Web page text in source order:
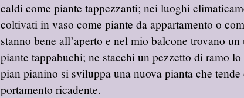
caldi come piante tappezzanti; nei luoghi
coltivati in vaso come piante da appartamento o
stanno bene all’aperto e nel mio balcone trovano
piante tappabuchi; ne stacchi un pezzetto di ramo
pian pianino si sviluppa una nuova pianta che
portamento ricadente.